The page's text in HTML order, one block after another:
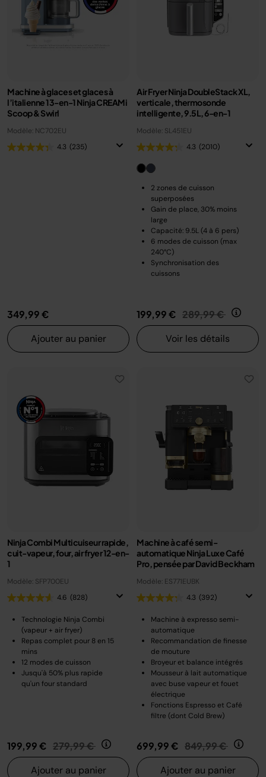
Machine à glaces et glaces à
l’italienne 13-en-1 Ninja CREAMi
Scoop & Swirl
Modèle: NC702EU
4.3 (235)
349,99 €
Ajouter au panier
Air Fryer Ninja DoubleStack XL,
verticale, thermosonde
intelligente, 9.5L, 6-en-1
Modèle: SL451EU
4.3 (2010)
2 zones de cuisson
superposées
Gain de place, 30% moins
large
Capacité: 9.5L (4 à 6 pers)
6 modes de cuisson (max
240°C)
Synchronisation des
cuissons
199,99 € Prix réduit de
289,99 € au
Voir les détails
Ninja Combi Multicuiseur rapide,
cuit-vapeur, four, air fryer 12-en-
1
Modèle: SFP700EU
4.6 (828)
Technologie Ninja Combi
(vapeur + air fryer)
Repas complet pour 8 en 15
mins
12 modes de cuisson
Jusqu'à 50% plus rapide
qu'un four standard
199,99 € Prix réduit de
279,99 € au
Ajouter au panier
Machine à café semi-
automatique Ninja Luxe Café
Pro, pensée par David Beckham
Modèle: ES771EUBK
4.3 (392)
Machine à expresso semi-
automatique
Recommandation de finesse
de mouture
Broyeur et balance intégrés
Mousseur à lait automatique
avec buse vapeur et fouet
électrique
Fonctions Espresso et Café
filtre (dont Cold Brew)
699,99 € Prix réduit de
849,99 € au
Ajouter au panier